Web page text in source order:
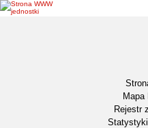
Mapa
Rejestr